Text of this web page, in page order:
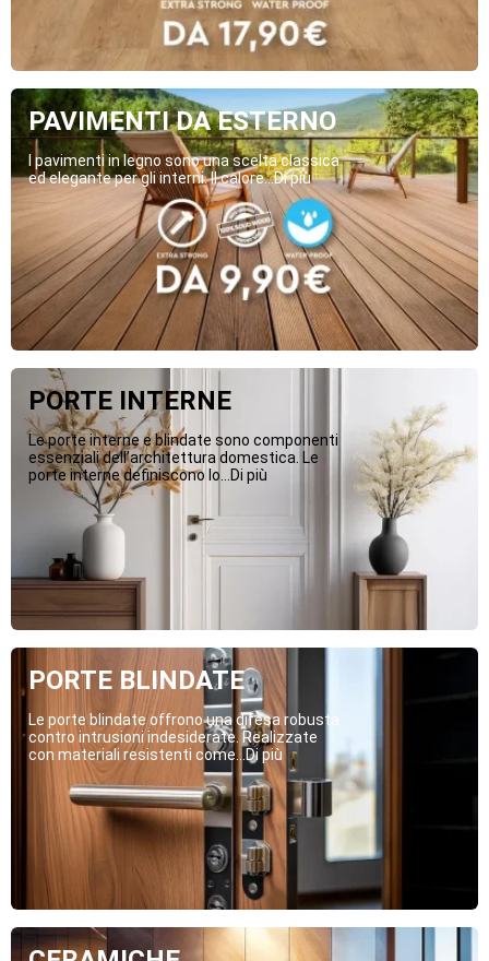
PAVIMENTI DA ESTERNO
I pavimenti in legno sono una scelta classica
ed elegante per gli interni. Il calore...Di più
PORTE INTERNE
Le porte interne e blindate sono componenti
essenziali dell’architettura domestica. Le
porte interne definiscono lo...Di più
PORTE BLINDATE
Le porte blindate offrono una difesa robusta
contro intrusioni indesiderate. Realizzate
con materiali resistenti come...Di più